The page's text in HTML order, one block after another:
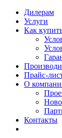
Дилерам
Услуги
Как
Прайс-
О
Контакты